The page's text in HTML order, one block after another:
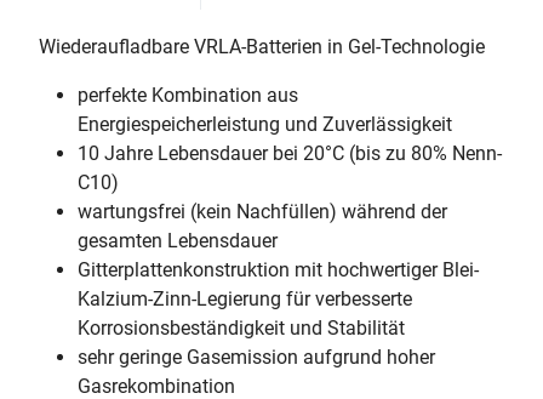
Wiederaufladbare VRLA-Batterien in Gel-Technologie
perfekte Kombination aus
Energiespeicherleistung und Zuverlässigkeit
10 Jahre Lebensdauer bei 20°C (bis zu 80% Nenn-
C10)
wartungsfrei (kein Nachfüllen) während der
gesamten Lebensdauer
Gitterplattenkonstruktion mit hochwertiger Blei-
Kalzium-Zinn-Legierung für verbesserte
Korrosionsbeständigkeit und Stabilität
sehr geringe Gasemission aufgrund hoher
Gasrekombination